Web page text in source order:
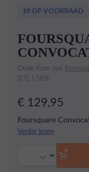
19 OP VOORRAAD
Oude Rum van
0,7L | 58%
€ 129,95
Foursquare
XXVI) van de
uit Barbados. Deze
meesterlijke blend
gerijpt op een
Verder lezen